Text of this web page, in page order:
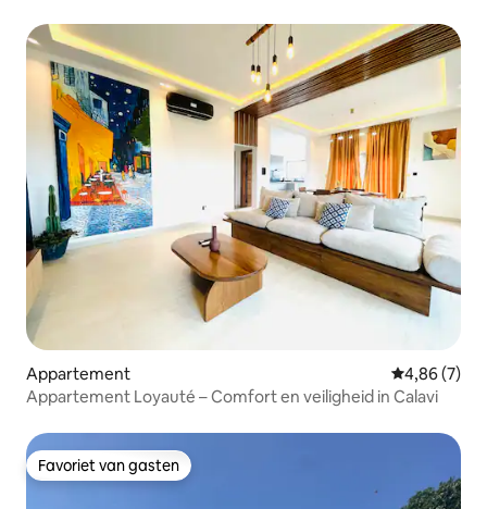
Appartement Gemiddelde
4,86 (7)
Appartement Loyauté – Comfort en veiligheid in Calavi
Favoriet van gasten
Favoriet van gasten